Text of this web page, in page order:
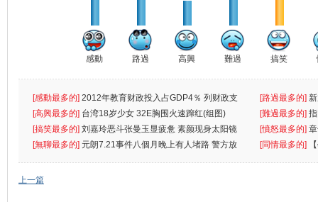
感動 路過 高興 難過 搞笑
[感動最多的] 2012年教育财政投入占GDP4％ 列财政支
出首位
[路過最多的]
[高興最多的] 台湾18岁少女 32E胸围火速蹿红(组图) [難過最多的]
罪
[搞笑最多的] 刘嘉玲恶斗张曼玉显疲惫 素颜现身太阳镜
遮
[憤怒最多的]
[無聊最多的] 元朗7.21事件八個月晚上有人堵路 警方放
[同情最多的]
上一篇